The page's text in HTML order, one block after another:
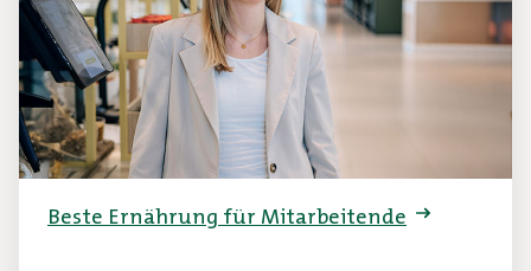
Beste Ernährung für Mitarbeitende